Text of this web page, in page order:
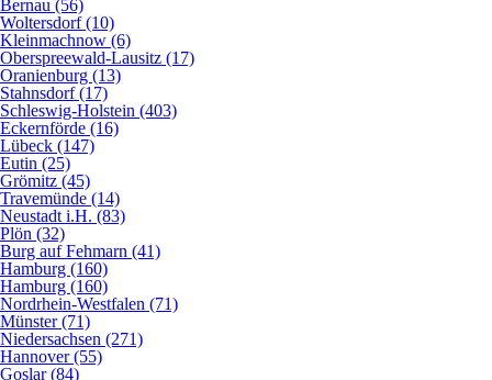
Bernau (56)
Woltersdorf (10)
Kleinmachnow (6)
Oberspreewald-Lausitz (17)
Oranienburg (13)
Stahnsdorf (17)
Schleswig-Holstein (403)
Eckernförde (16)
Lübeck (147)
Eutin (25)
Grömitz (45)
Travemünde (14)
Neustadt i.H. (83)
Plön (32)
Burg auf Fehmarn (41)
Hamburg (160)
Hamburg (160)
Nordrhein-Westfalen (71)
Münster (71)
Niedersachsen (271)
Hannover (55)
Goslar (84)